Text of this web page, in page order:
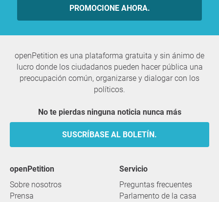
PROMOCIONE AHORA.
openPetition es una plataforma gratuita y sin ánimo de
lucro donde los ciudadanos pueden hacer pública una
preocupación común, organizarse y dialogar con los
políticos.
No te pierdas ninguna noticia nunca más
SUSCRÍBASE AL BOLETÍN.
openPetition
Sobre nosotros
Prensa
servicio
Preguntas frecuentes
Parlamento de la casa